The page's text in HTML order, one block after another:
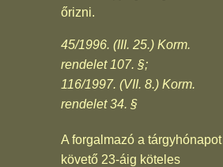
őrizni.
45/1996. (III. 25.) Korm.
rendelet 107. §;
116/1997. (VII. 8.) Korm.
rendelet 34. §
A forgalmazó a tárgyhónapot
követő 23-áig köteles